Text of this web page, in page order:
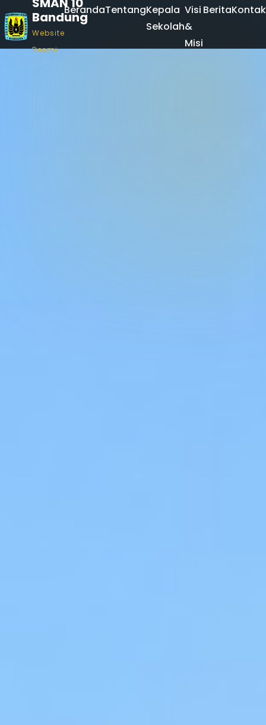
Bandung
Website
Resmi
BerandaTentangKepala
Sekolah
Visi
&
Misi
BeritaKontak